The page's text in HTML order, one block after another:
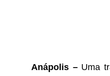
Anápolis –Uma